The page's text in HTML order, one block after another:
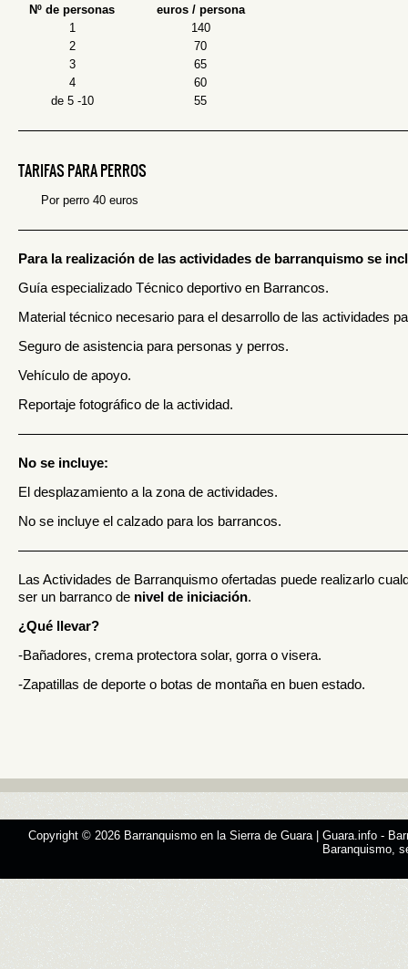
Nº de personas
euros / persona
1
140
2
70
3
65
4
60
de 5 -10
55
TARIFAS PARA PERROS
Por perro 40 euros
Para la realización de las actividades de barranquismo se
Guía especializado Técnico deportivo en Barrancos.
Material técnico necesario para el desarrollo de las actividades
Seguro de asistencia para personas y perros.
Vehículo de apoyo.
Reportaje fotográfico de la actividad.
No se incluye:
El desplazamiento a la zona de actividades.
No se incluye el calzado para los barrancos.
Las Actividades de Barranquismo ofertadas puede realizarlo
ser un barranco de nivel de iniciación.
¿Qué llevar?
-Bañadores, crema protectora solar, gorra o visera.
-Zapatillas de deporte o botas de montaña en buen estado.
Copyright © 2026 Barranquismo en la Sierra de Guara | Guara.info -
Baranquismo,